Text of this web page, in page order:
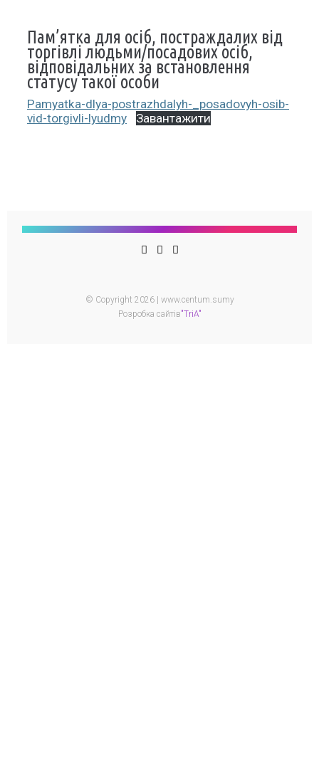
Пам’ятка для осіб, постраждалих від
торгівлі людьми/посадових осіб,
відповідальних за встановлення
статусу такої особи
Pamyatka-dlya-postrazhdalyh-_posadovyh-osib-
vid-torgivli-lyudmy
Завантажити
© Copyright 2026 | www.centum.sumy
Розробка сайтів"TriA"